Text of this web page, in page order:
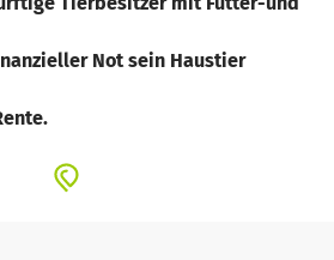
Not sein Haustier